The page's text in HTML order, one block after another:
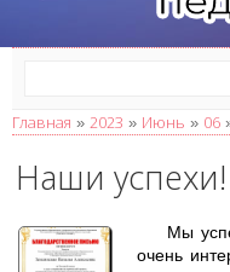
Главная » 2023 » Июнь » 06
Наши успехи!
Мы
очень